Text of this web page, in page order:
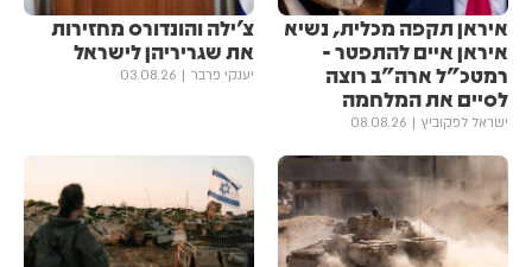
איראן תקפה מכלית, נשיא
איראן איים להתפטר -
רמטכ"ל ארה"ב רוצה
לסיים את המלחמה
ישראל לפקוביץ 08.08.26
צ׳ילה והונדורס מחזירות
את שגריריהן לישראל
יענקי פרבר 03.08.26